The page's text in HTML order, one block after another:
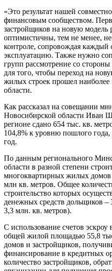
«Это результат нашей
финансовым сообществом.
застройщиков на новую модель
оптимистичны, тем не менее,
контроле, сопровождая каждый
эксплуатацию. Также нужно
групп рассмотрение со
для того, чтобы переход на
жилых строек прошел наиболее
области.
Как рассказал на совещании
Новосибирской области Иван
регионе сдано 654 тыс. кв.
104,8% к уровню пошлого
год.
По данным регионального
области в разной степени
многоквартирных жилых
млн кв. метров. Общее
строительство которых
денежных средств дольщиков
3,3 млн. кв. метров).
С использование счетов эскроу
общей жилой площадью 55,8
домов и застройщиков,
финансирование в кредитных
количество застройщиков,